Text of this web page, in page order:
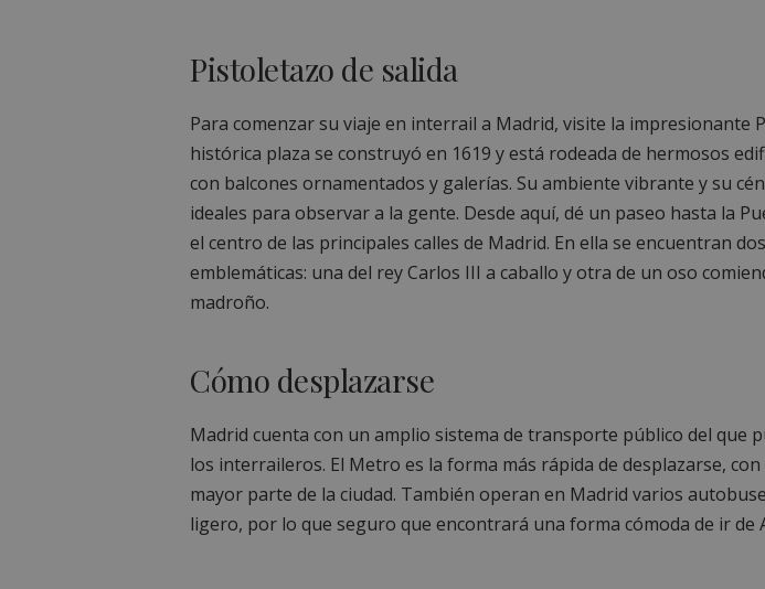
Pistoletazo de salida
Para comenzar su viaje en interrail a Madrid, visite la impresionante
histórica plaza se construyó en 1619 y está rodeada de hermosos
con balcones ornamentados y galerías. Su ambiente vibrante y su
ideales para observar a la gente. Desde aquí, dé un paseo hasta la
el centro de las principales calles de Madrid. En ella se encuentran
emblemáticas: una del rey Carlos III a caballo y otra de un oso
madroño.
Cómo desplazarse
Madrid cuenta con un amplio sistema de transporte público del que
los interraileros. El Metro es la forma más rápida de desplazarse,
mayor parte de la ciudad. También operan en Madrid varios
ligero, por lo que seguro que encontrará una forma cómoda de ir de